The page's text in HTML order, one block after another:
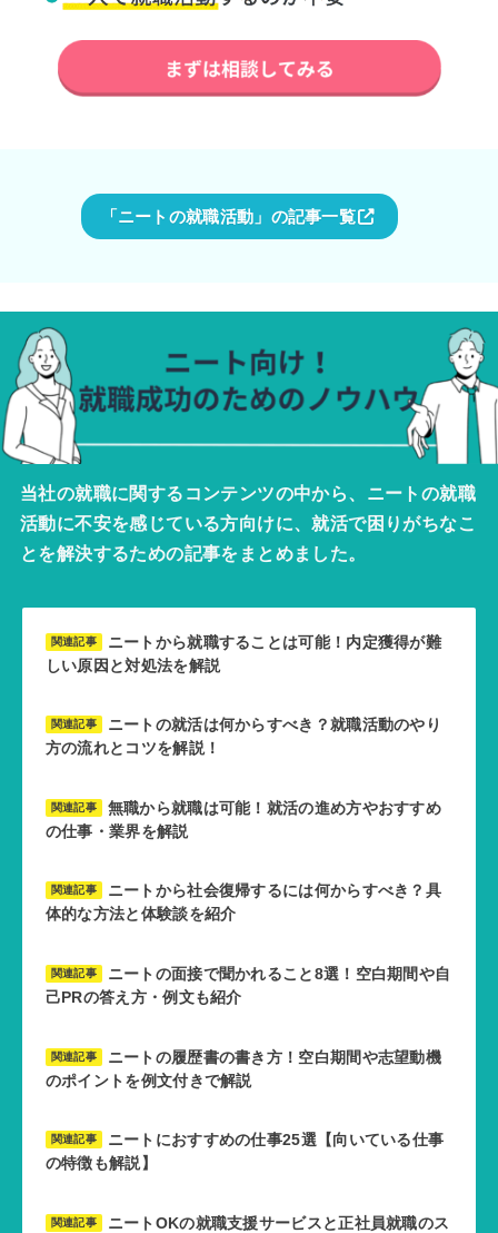
「ニートの就職活動」の記事一覧
当社の就職に関するコンテンツの中から、ニートの就職
活動に不安を感じている方向けに、就活で困りがちなこ
とを解決するための記事をまとめました。
関連記事
ニートから就職することは可能！内定獲得が難
しい原因と対処法を解説
関連記事
ニートの就活は何からすべき？就職活動のやり
方の流れとコツを解説！
関連記事
無職から就職は可能！就活の進め方やおすすめ
の仕事・業界を解説
関連記事
ニートから社会復帰するには何からすべき？具
体的な方法と体験談を紹介
関連記事
ニートの面接で聞かれること8選！空白期間や自
己PRの答え方・例文も紹介
関連記事
ニートの履歴書の書き方！空白期間や志望動機
のポイントを例文付きで解説
関連記事
ニートにおすすめの仕事25選【向いている仕事
の特徴も解説】
関連記事
ニートOKの就職支援サービスと正社員就職のス